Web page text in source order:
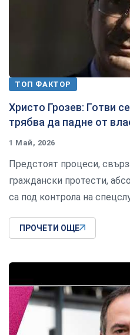
ТОП ФАКТОР
Христо Грозев: Готви
трябва да падне от
1 Май, 2026
Предстоят процеси,
граждански протести,
са под контрола на
ПРОЧЕТИ ОЩЕ